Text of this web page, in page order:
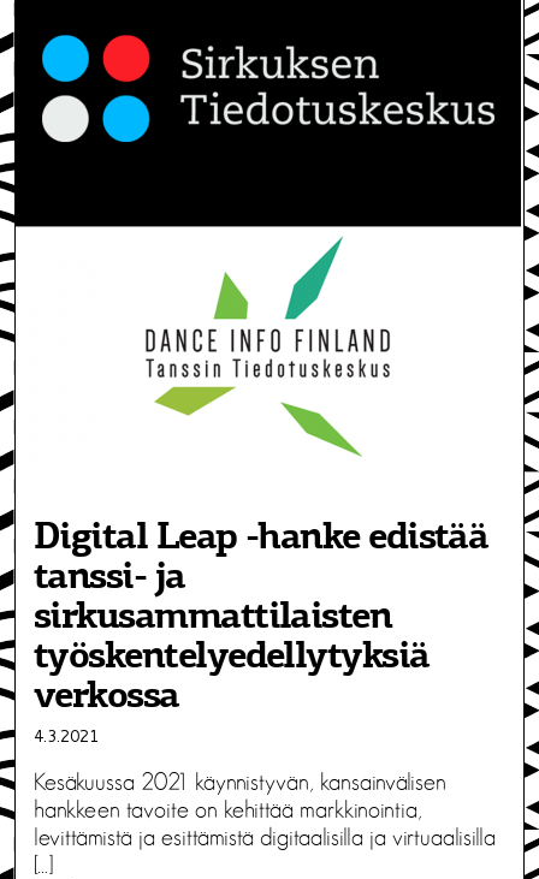
Digital Leap -hanke edistää
tanssi- ja
sirkusammattilaisten
työskentelyedellytyksiä
verkossa
4.3.2021
Kesäkuussa 2021 käynnistyvän, kansainvälisen
hankkeen tavoite on kehittää markkinointia,
levittämistä ja esittämistä digitaalisilla ja virtuaalisilla